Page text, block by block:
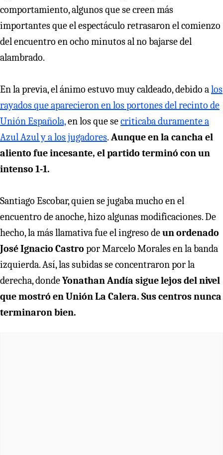
comportamiento, algunos que se creen más
importantes que el espectáculo retrasaron el comienzo
del encuentro en ocho minutos al no bajarse del
alambrado.
En la previa, el ánimo estuvo muy caldeado, debido alos
rayados que aparecieron en los portones del recinto de
Unión Española,en los que secriticaba duramente a
Azul Azul y a los jugadores. Aunque en la cancha el
aliento fue incesante, el partido terminó con un
intenso 1-1.
Santiago Escobar, quien se jugaba mucho en el
encuentro de anoche, hizo algunas modificaciones. De
hecho, la más llamativa fue el ingreso deun ordenado
José Ignacio Castro por Marcelo Morales en la banda
izquierda. Así, las subidas se concentraron por la
derecha, dondeYonathan Andía sigue lejos del nivel
que mostró en Unión La Calera. Sus centros nunca
terminaron bien.